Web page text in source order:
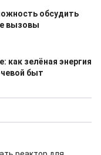
обсудить
вызовы
как зелёная энергия
быт